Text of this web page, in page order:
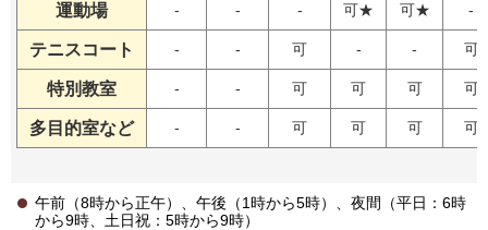
運動場 - - - 可★ 可★ -
テニスコート - - 可 - - 可
特別教室 - - 可 可 可 可
多目的室など - - 可 可 可 可
午前（8時から正午）、午後（1時から5時）、夜間（平日：6時
から9時、土日祝：5時から9時）